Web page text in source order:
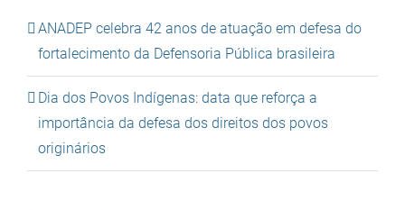
ANADEP celebra 42 anos de atuação em defesa do
fortalecimento da Defensoria Pública brasileira
Dia dos Povos Indígenas: data que reforça a
importância da defesa dos direitos dos povos
originários